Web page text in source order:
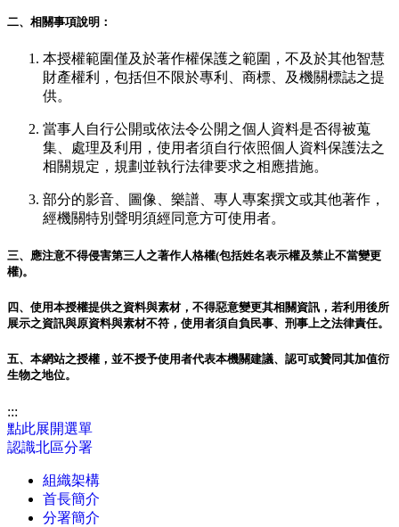
二、相關事項說明：
本授權範圍僅及於著作權保護之範圍，不及於其他智慧
財產權利，包括但不限於專利、商標、及機關標誌之提
供。
當事人自行公開或依法令公開之個人資料是否得被蒐
集、處理及利用，使用者須自行依照個人資料保護法之
相關規定，規劃並執行法律要求之相應措施。
部分的影音、圖像、樂譜、專人專案撰文或其他著作，
經機關特別聲明須經同意方可使用者。
三、應注意不得侵害第三人之著作人格權(包括姓名表示權及禁止不當變更
權)。
四、使用本授權提供之資料與素材，不得惡意變更其相關資訊，若利用後所
展示之資訊與原資料與素材不符，使用者須自負民事、刑事上之法律責任。
五、本網站之授權，並不授予使用者代表本機關建議、認可或贊同其加值衍
生物之地位。
:::
點此展開選單
認識北區分署
組織架構
首長簡介
分署簡介